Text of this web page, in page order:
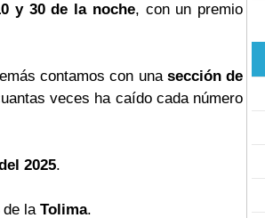
y 30 de la noche, con un premio
contamos con una sección de
veces ha caído cada número
2025.
de la Tolima.